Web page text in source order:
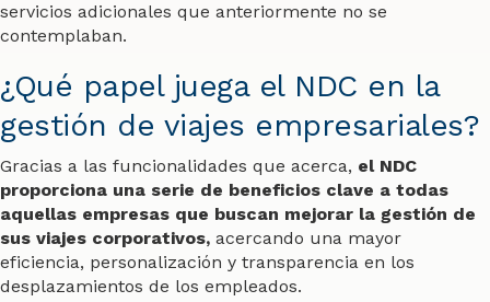
servicios adicionales que anteriormente no se
contemplaban.
¿Qué papel juega el NDC en la
gestión de viajes empresariales?
Gracias a las funcionalidades que acerca, el NDC
proporciona una serie de beneficios clave a todas
aquellas empresas que buscan mejorar la gestión de
sus viajes corporativos, acercando una mayor
eficiencia, personalización y transparencia en los
desplazamientos de los empleados.